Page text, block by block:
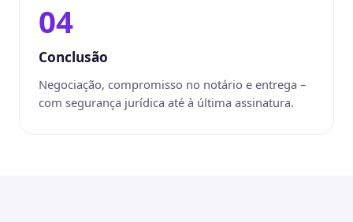
04
Conclusão
Negociação, compromisso no notário e entrega –
com segurança jurídica até à última assinatura.